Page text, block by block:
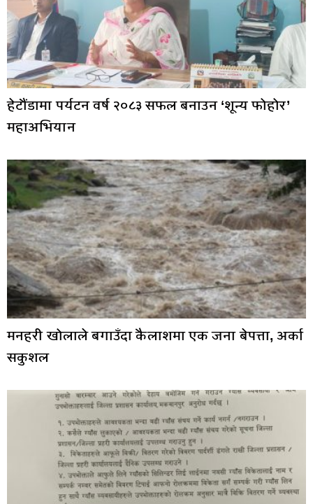
हेटौंडामा पर्यटन वर्ष २०८३ सफल बनाउन ‘शून्य फोहोर’
महाअभियान
मनहरी खोलाले बगाउँदा कैलाशमा एक जना बेपत्ता, अर्का
सकुशल